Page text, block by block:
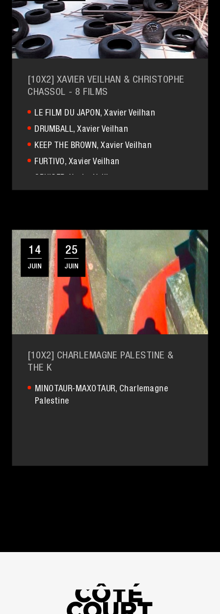
[10X2] XAVIER VEILHAN & CHRISTOPHE
CHASSOL - 8 FILMS
LE FILM DU JAPON, Xavier Veilhan
DRUMBALL, Xavier Veilhan
KEEP THE BROWN, Xavier Veilhan
FURTIVO, Xavier Veilhan
Demy
14
JUIN
25
JUIN
[10X2] CHARLEMAGNE PALESTINE &
THE K
MINOTAUR-MAXOTAUR, Charlemagne
Palestine